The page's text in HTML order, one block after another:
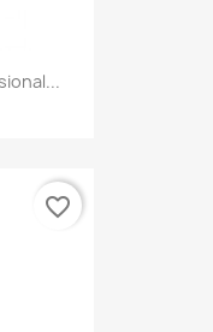
favorite_border